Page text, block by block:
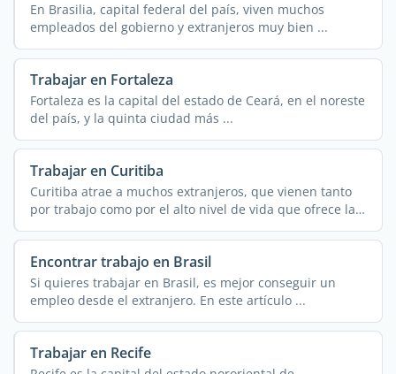
En Brasilia, capital federal del país, viven muchos
empleados del gobierno y extranjeros muy bien ...
Trabajar en Fortaleza
Fortaleza es la capital del estado de Ceará, en el noreste
del país, y la quinta ciudad más ...
Trabajar en Curitiba
Curitiba atrae a muchos extranjeros, que vienen tanto
por trabajo como por el alto nivel de vida que ofrece la
...
Encontrar trabajo en Brasil
Si quieres trabajar en Brasil, es mejor conseguir un
empleo desde el extranjero. En este artículo ...
Trabajar en Recife